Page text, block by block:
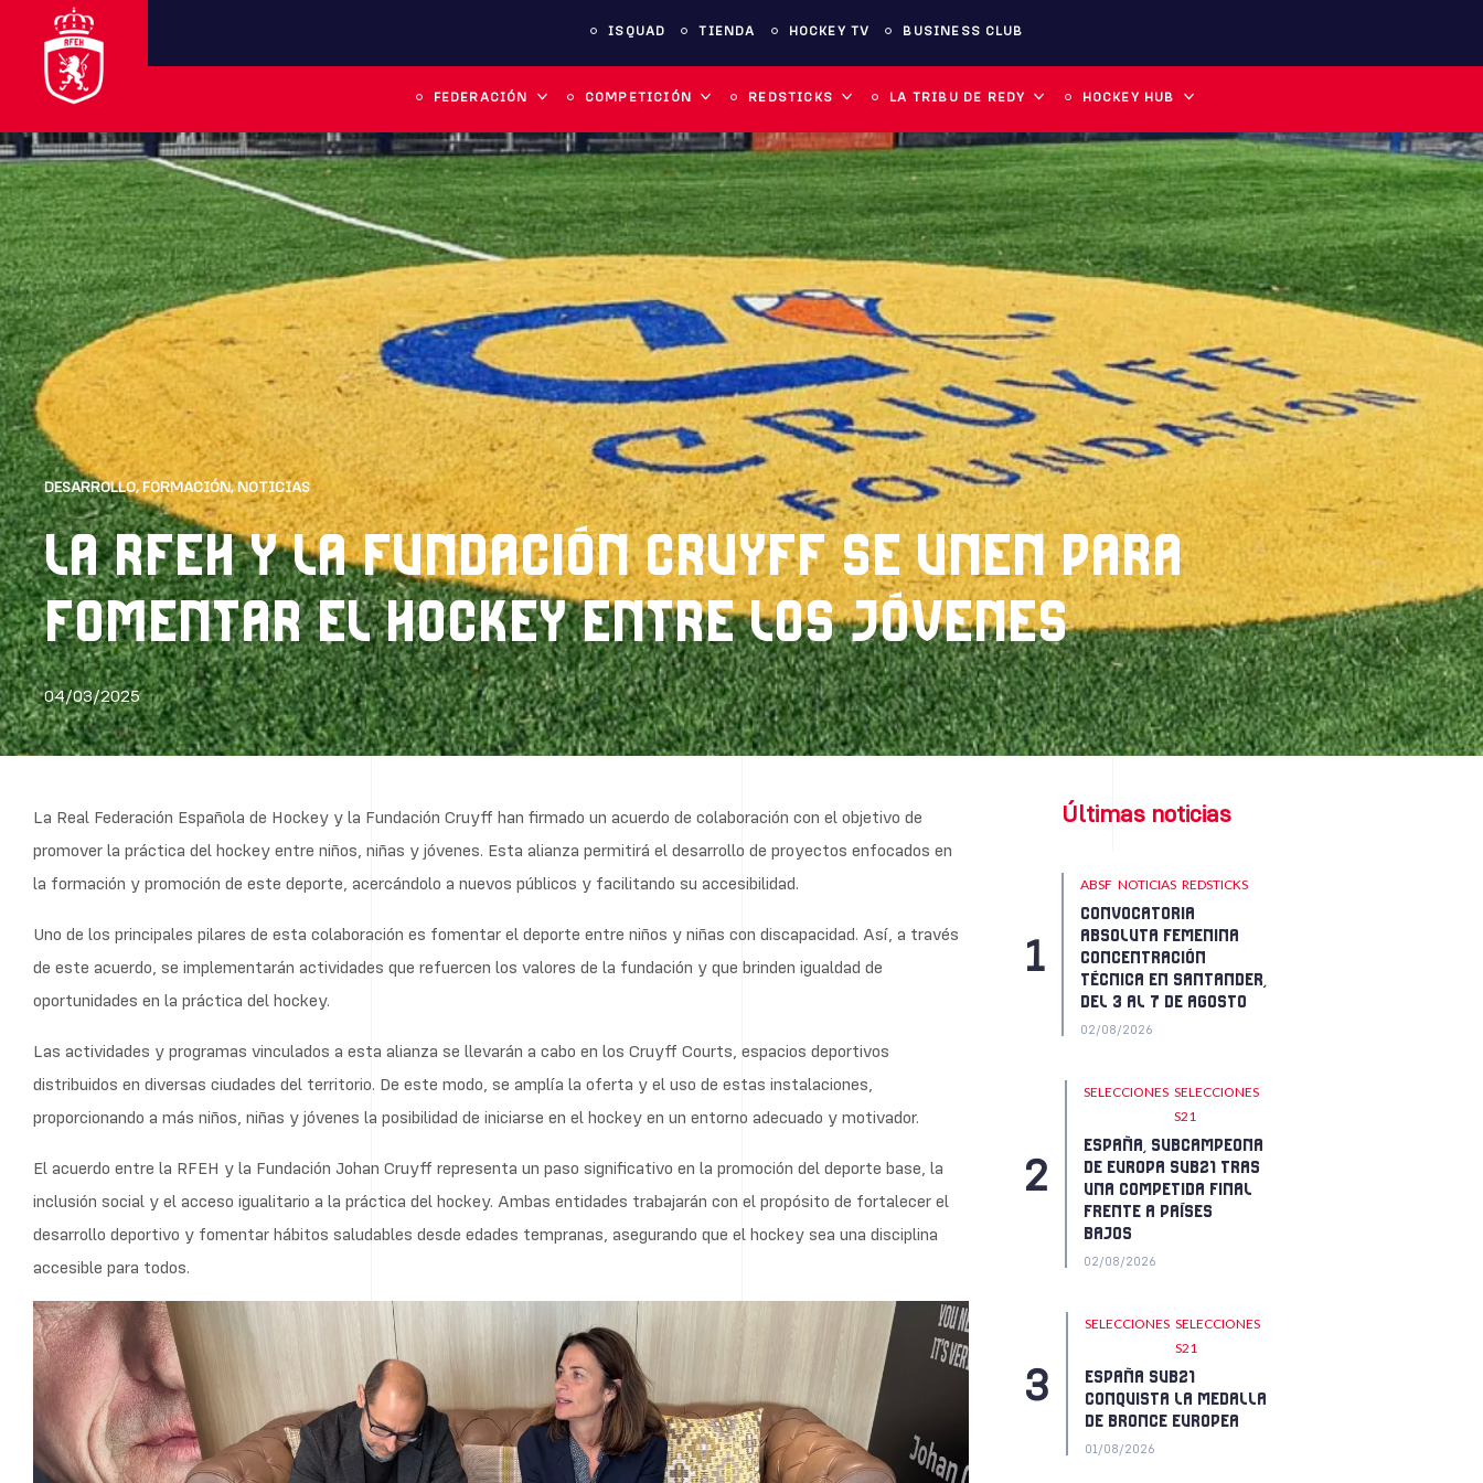
ISQUAD TIENDA HOCKEY TV BUSINESS CLUB
FEDERACIÓN COMPETICIÓN REDSTICKS LA TRIBU DE REDY HOCKEY HUB
DESARROLLO,FORMACIÓN,NOTICIAS
LA RFEH Y LA FUNDACIÓN CRUYFF SE UNEN PARA
FOMENTAR EL HOCKEY ENTRE LOS JÓVENES
04/03/2025
La Real Federación Española de Hockey y la Fundación Cruyff han firmado un acuerdo de colaboración con el objetivo de
promover la práctica del hockey entre niños, niñas y jóvenes. Esta alianza permitirá el desarrollo de proyectos enfocados en
la formación y promoción de este deporte, acercándolo a nuevos públicos y facilitando su accesibilidad.
Uno de los principales pilares de esta colaboración es fomentar el deporte entre niños y niñas con discapacidad. Así, a través
de este acuerdo, se implementarán actividades que refuercen los valores de la fundación y que brinden igualdad de
oportunidades en la práctica del hockey.
Las actividades y programas vinculados a esta alianza se llevarán a cabo en los Cruyff Courts, espacios deportivos
distribuidos en diversas ciudades del territorio. De este modo, se amplía la oferta y el uso de estas instalaciones,
proporcionando a más niños, niñas y jóvenes la posibilidad de iniciarse en el hockey en un entorno adecuado y motivador.
El acuerdo entre la RFEH y la Fundación Johan Cruyff representa un paso significativo en la promoción del deporte base, la
inclusión social y el acceso igualitario a la práctica del hockey. Ambas entidades trabajarán con el propósito de fortalecer el
desarrollo deportivo y fomentar hábitos saludables desde edades tempranas, asegurando que el hockey sea una disciplina
accesible para todos.
Últimas noticias
ABSF NOTICIAS REDSTICKS
CONVOCATORIA
ABSOLUTA FEMENINA
CONCENTRACIÓN
TÉCNICA EN SANTANDER,
DEL 3 AL 7 DE AGOSTO
02/08/2026
SELECCIONES SELECCIONES
S21
ESPAÑA, SUBCAMPEONA
DE EUROPA SUB21 TRAS
UNA COMPETIDA FINAL
FRENTE A PAÍSES
BAJOS
02/08/2026
SELECCIONES SELECCIONES
S21
ESPAÑA SUB21
CONQUISTA LA MEDALLA
DE BRONCE EUROPEA
01/08/2026